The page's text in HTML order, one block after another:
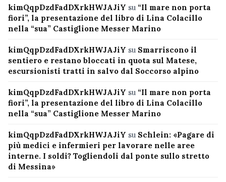
kimQqpDzdFadDXrkHWJAJiY su “Il mare non porta
fiori”, la presentazione del libro di Lina Colacillo
nella “sua” Castiglione Messer Marino
kimQqpDzdFadDXrkHWJAJiY su Smarriscono il
sentiero e restano bloccati in quota sul Matese,
escursionisti tratti in salvo dal Soccorso alpino
kimQqpDzdFadDXrkHWJAJiY su “Il mare non porta
fiori”, la presentazione del libro di Lina Colacillo
nella “sua” Castiglione Messer Marino
kimQqpDzdFadDXrkHWJAJiY su Schlein: «Pagare di
più medici e infermieri per lavorare nelle aree
interne. I soldi? Togliendoli dal ponte sullo stretto
di Messina»